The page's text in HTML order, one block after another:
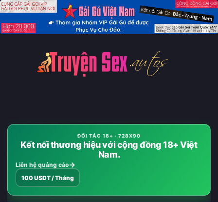
Skip to content
ĐỐI TÁC 18+ · 728X90
Kết nối thương hiệu với cộng đồng 18+ Việt
Nam.
Liên hệ quảng cáo
100 USDT / Tháng